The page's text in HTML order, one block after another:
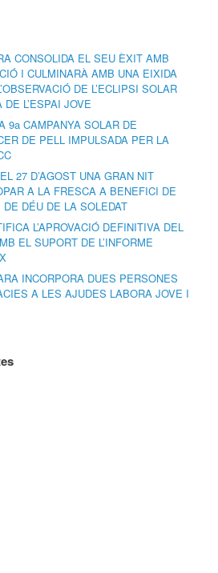
CONSOLIDA EL SEU ÈXIT AMB
I CULMINARÀ AMB UNA EIXIDA
DE L’ECLIPSI SOLAR
L’ESPAI JOVE
9a CAMPANYA SOLAR DE
DE PELL IMPULSADA PER LA
27 D’AGOST UNA GRAN NIT
A LA FRESCA A BENEFICI DE
DÉU DE LA SOLEDAT
L’APROVACIÓ DEFINITIVA DEL
EL SUPORT DE L’INFORME
INCORPORA DUES PERSONES
A LES AJUDES LABORA JOVE I